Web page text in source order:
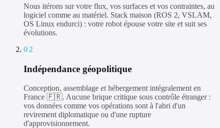
Nous itérons sur votre flux, vos surfaces et vos contraintes, au
logiciel comme au matériel. Stack maison (ROS 2, VSLAM,
OS Linux endurci) : votre robot épouse votre site et suit ses
évolutions.
02
Indépendance géopolitique
Conception, assemblage et hébergement intégralement en
France 🇫🇷. Aucune brique critique sous contrôle étranger :
vos données comme vos opérations sont à l'abri d'un
revirement diplomatique ou d'une rupture
d'approvisionnement.